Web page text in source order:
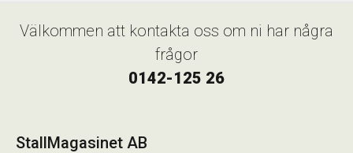
Välkommen att kontakta oss om ni har några
frågor
0142-125 26
StallMagasinet AB